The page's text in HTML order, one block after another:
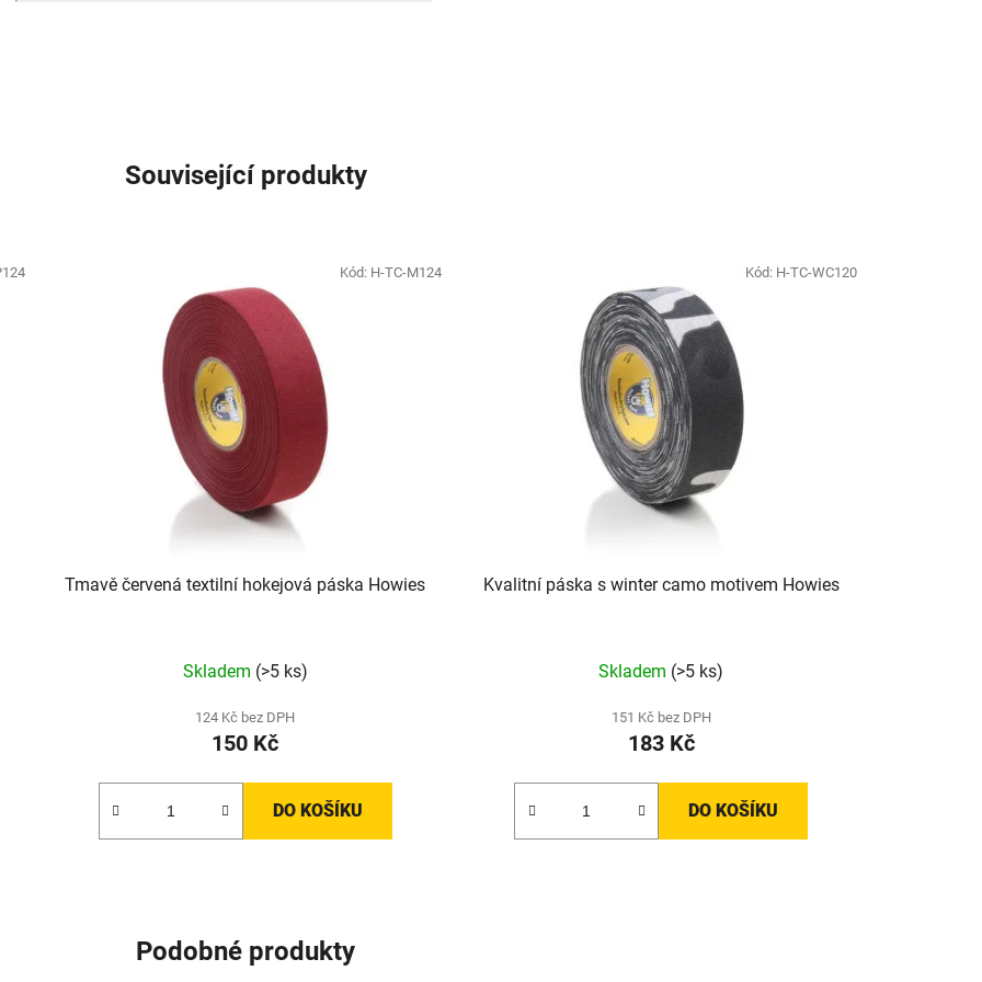
Související produkty
Tmavě červená textilní hokejová páska Howies
Skladem (>5 ks)
124 Kč bez DPH
150 Kč
DO KOŠÍKU
Kód: H-TC-M124
Kvalitní páska s winter camo motivem Howies
Skladem (>5 ks)
151 Kč bez DPH
183 Kč
DO KOŠÍKU
Kód: H-TC-WC120
Podobné produkty